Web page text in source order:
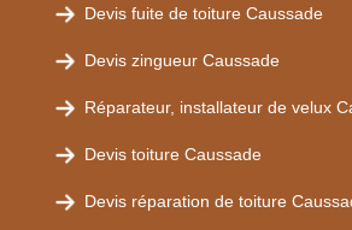
Devis fuite de toiture Caussade
Devis zingueur Caussade
Réparateur, installateur de velux
Devis toiture Caussade
Devis réparation de toiture